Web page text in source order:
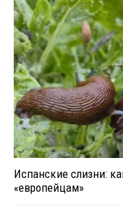
Испанские слизни:
«европейцам»